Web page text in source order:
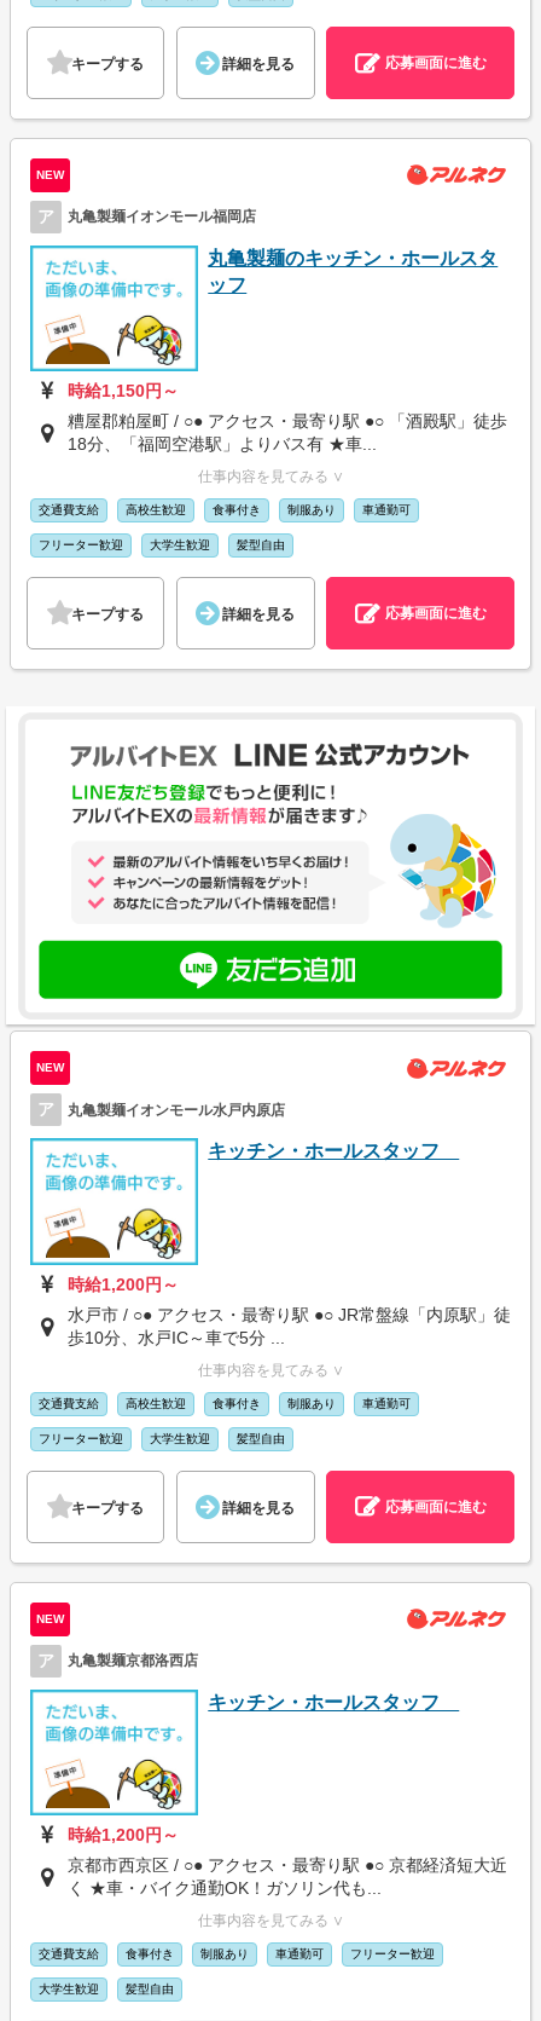
キープする 詳細を見る 応募画面に進む
NEW
ア 丸亀製麺イオンモール福岡店
丸亀製麺のキッチン・ホールスタ
ッフ
時給1,150円～
糟屋郡粕屋町 / ○● アクセス・最寄り駅 ●○ 「酒殿駅」徒歩
18分、「福岡空港駅」よりバス有 ★車...
仕事内容を見てみる ∨
交通費支給 高校生歓迎 食事付き 制服あり 車通勤可
フリーター歓迎 大学生歓迎 髪型自由
キープする 詳細を見る 応募画面に進む
NEW
ア 丸亀製麺イオンモール水戸内原店
キッチン・ホールスタッフ
時給1,200円～
水戸市 / ○● アクセス・最寄り駅 ●○ JR常盤線「内原駅」徒
歩10分、水戸IC～車で5分 ...
仕事内容を見てみる ∨
交通費支給 高校生歓迎 食事付き 制服あり 車通勤可
フリーター歓迎 大学生歓迎 髪型自由
キープする 詳細を見る 応募画面に進む
NEW
ア 丸亀製麺京都洛西店
キッチン・ホールスタッフ
時給1,200円～
京都市西京区 / ○● アクセス・最寄り駅 ●○ 京都経済短大近
く ★車・バイク通勤OK！ガソリン代も...
仕事内容を見てみる ∨
交通費支給 食事付き 制服あり 車通勤可 フリーター歓迎
大学生歓迎 髪型自由